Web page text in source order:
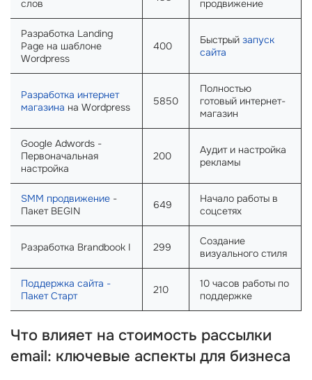
слов
продвижение
Разработка Landing
Page на шаблоне
Wordpress
400 Быстрый запуск
сайта
Разработка интернет
магазина на Wordpress 5850
Полностью
готовый интернет-
магазин
Google Adwords -
Первоначальная
настройка
200
Аудит и настройка
рекламы
SMM продвижение -
Пакет BEGIN
649
Начало работы в
соцсетях
Разработка Brandbook I 299
Создание
визуального стиля
Поддержка сайта -
Пакет Старт
210
10 часов работы по
поддержке
Что влияет на стоимость рассылки
email: ключевые аспекты для бизнеса